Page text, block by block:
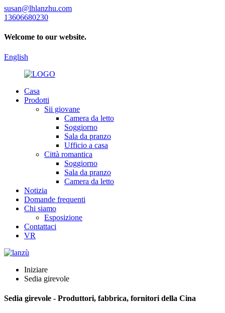
susan@lhlanzhu.com
13606680230
Welcome to our website.
English
Casa
Prodotti
Sii giovane
Camera da letto
Soggiorno
Sala da pranzo
Ufficio a casa
Città romantica
Soggiorno
Sala da pranzo
Camera da letto
Notizia
Domande frequenti
Chi siamo
Esposizione
Contattaci
VR
Iniziare
Sedia girevole
Sedia girevole - Produttori, fabbrica, fornitori della Cina